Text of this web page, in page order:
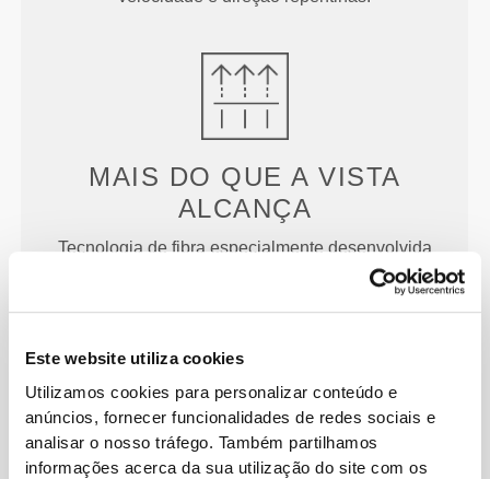
Este website utiliza cookies
Utilizamos cookies para personalizar conteúdo e
anúncios, fornecer funcionalidades de redes sociais e
analisar o nosso tráfego. Também partilhamos
informações acerca da sua utilização do site com os
MAIS DO QUE A VISTA
ALCANÇA
Tecnologia de fibra especialmente desenvolvida
com propriedades de evaporação para evitar a
CONCEBIDO COM A
TECNOLOGIAREVOKNIT